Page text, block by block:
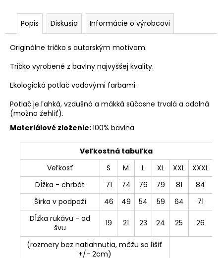
Popis Diskusia Informácie o výrobcovi
Originálne tričko s autorským motívom.
Tričko vyrobené z bavlny najvyššej kvality.
Ekologická potlač vodovými farbami.
Potlač je ľahká, vzdušná a mäkká súčasne trvalá a odolná
(možno žehliť).
Materiálové zloženie:100% bavlna
Veľkostná tabuľka
Veľkosť
S M L XL XXL
XXXL
Dĺžka - chrbát
71 74 76 79 81
84
Šírka v podpaží
46 49 54 59 64
71
Dĺžka rukávu - od
švu
19 21 23 24 25 26
(rozmery bez natiahnutia, môžu sa líšiť
+/- 2cm)